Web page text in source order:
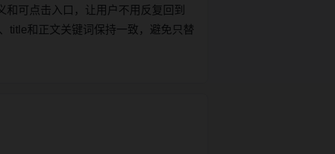
可点击入口，让用户不用反复回到
title和正文关键词保持一致，避免只替